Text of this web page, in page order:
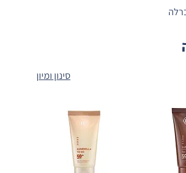
סינון ומיון